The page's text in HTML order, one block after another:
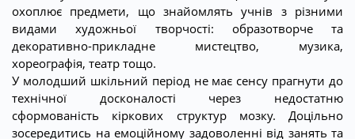
охоплює предмети, що знайомлять учнів з різними
видами художньої творчості: образотворче та
декоративно-прикладне мистецтво, музика,
хореографія, театр тощо.
У молодший шкільний період не має сенсу прагнути до
технічної досконалості через недостатню
сформованість кіркових структур мозку. Доцільно
зосередитись на емоційному задоволенні від занять та